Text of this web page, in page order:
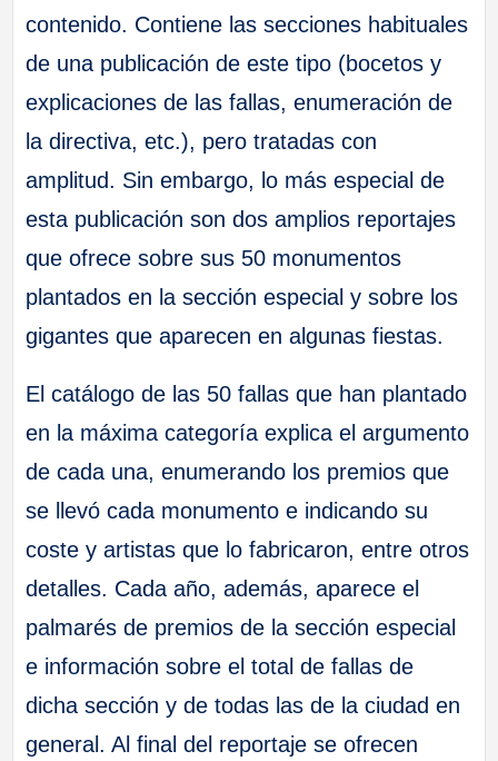
contenido. Contiene las secciones habituales
de una publicación de este tipo (bocetos y
explicaciones de las fallas, enumeración de
la directiva, etc.), pero tratadas con
amplitud. Sin embargo, lo más especial de
esta publicación son dos amplios reportajes
que ofrece sobre sus 50 monumentos
plantados en la sección especial y sobre los
gigantes que aparecen en algunas fiestas.
El catálogo de las 50 fallas que han plantado
en la máxima categoría explica el argumento
de cada una, enumerando los premios que
se llevó cada monumento e indicando su
coste y artistas que lo fabricaron, entre otros
detalles. Cada año, además, aparece el
palmarés de premios de la sección especial
e información sobre el total de fallas de
dicha sección y de todas las de la ciudad en
general. Al final del reportaje se ofrecen